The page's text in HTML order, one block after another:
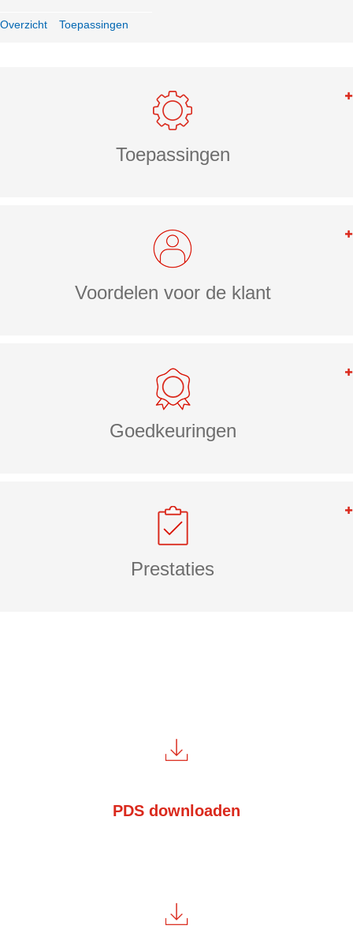
Overzicht Toepassingen
Toepassingen
Voordelen voor de klant
Goedkeuringen
Prestaties
PDS downloaden